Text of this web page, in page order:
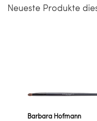
Neueste Produkte
Barbara Hofmann